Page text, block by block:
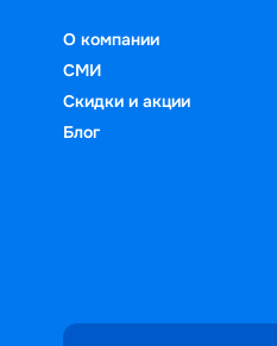
О компании
СМИ
Скидки и акции
Блог